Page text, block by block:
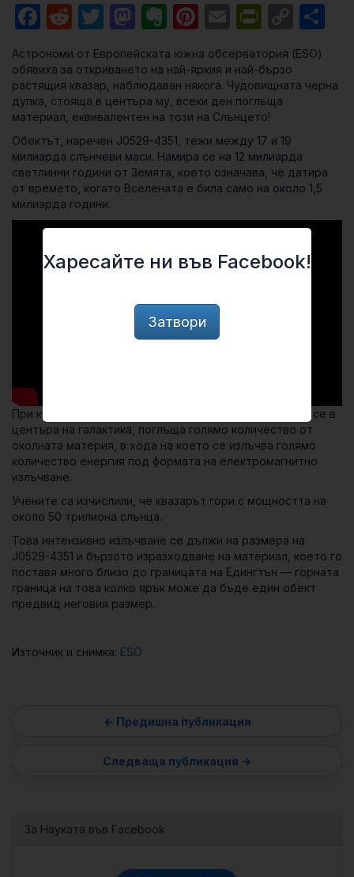
Facebook
RedditTwitter
Mastodon
Evernote
Pinterest
Email
Link
Астрономи от Европейската южна обсерватория (ESO)
обявиха за откриването на най-яркия и най-бързо
растящия квазар, наблюдаван някога. Чудовищната черна
дупка, стояща в центъра му, всеки ден поглъща
материал, еквивалентен на този на Слънцето!
Обектът, наречен J0529-4351 , тежи между 17 и 19
милиарда слънчеви маси. Намира се на 12 милиарда
светлинни години от Земята, което означава, че датира
от времето, когато Вселената е била само на около 1,5
милиарда години.
При квазарите свръхмасивна черна дупка, намираща се в
центъра на галактика, поглъща голямо количество от
околната материя, в хода на което се излъчва голямо
количество енергия под формата на електромагнитно
излъчване.
Учените са изчислили, че квазарът гори с мощността на
около 50 трилиона слънца.
Това интензивно излъчване се дължи на размера на
J0529-4351 и бързото изразходване на материал, което го
поставя много близо до границата на Едингтън — горната
граница на това колко ярък може да бъде един обект
предвид неговия размер.
Източник и снимка: ESO
За Науката във Facebook
Харесайте ни във Facebook!
Затвори